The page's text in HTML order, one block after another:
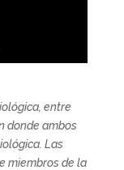
entre
donde ambos
Las
miembros de la